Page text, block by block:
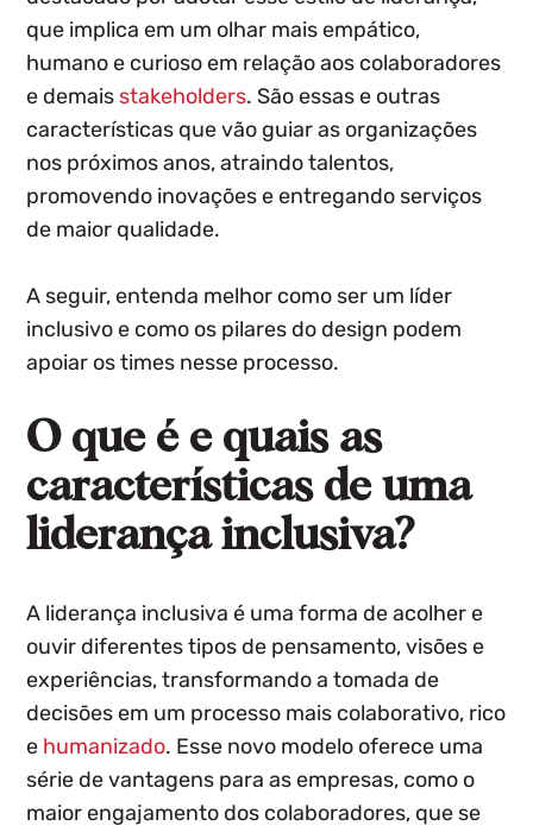
que implica em um olhar mais empático,
humano e curioso em relação aos colaboradores
e demais stakeholders. São essas e outras
características que vão guiar as organizações
nos próximos anos, atraindo talentos,
promovendo inovações e entregando serviços
de maior qualidade.
A seguir, entenda melhor como ser um líder
inclusivo e como os pilares do design podem
apoiar os times nesse processo.
O que é e quais as
características de uma
liderança inclusiva?
A liderança inclusiva é uma forma de acolher e
ouvir diferentes tipos de pensamento, visões e
experiências, transformando a tomada de
decisões em um processo mais colaborativo, rico
e humanizado. Esse novo modelo oferece uma
série de vantagens para as empresas, como o
maior engajamento dos colaboradores, que se